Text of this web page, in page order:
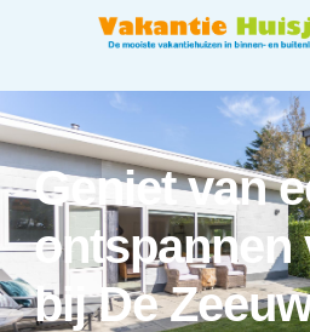
Geniet van
ontspannen
bij De